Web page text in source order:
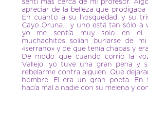
sentí más cerca de mi profesor.
apreciar de la belleza que prodigaba
En cuanto a su hosquedad y su
Cayo Oruna… y uno está tan sólo a
yo me sentía muy solo en el
muchachitos solían burlarse de
«serrano» y de que tenía chapas y
De modo que cuando corrió la
Vallejo, yo tuve una gran pena y
rebelarme contra alguien. Que
hombre. El era un gran poeta. En
hacía mal a nadie con su melena y